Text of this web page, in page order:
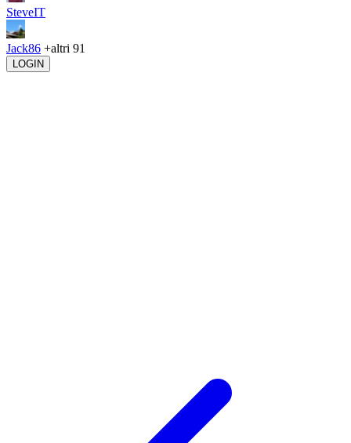
SteveIT
Jack86 +altri 91
LOGIN